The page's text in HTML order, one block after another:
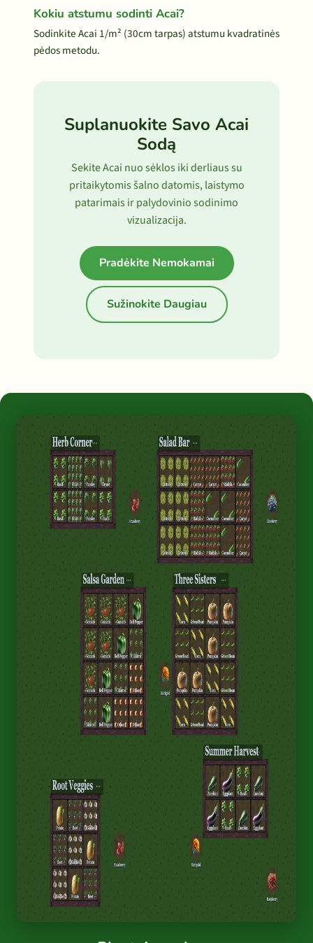
Kokiu atstumu sodinti Acai?
Sodinkite Acai 1/m² (30cm tarpas) atstumu kvadratinės
pėdos metodu.
Suplanuokite Savo Acai
Sodą
Sekite Acai nuo sėklos iki derliaus su
pritaikytomis šalno datomis, laistymo
patarimais ir palydovinio sodinimo
vizualizacija.
Pradėkite Nemokamai
Sužinokite Daugiau